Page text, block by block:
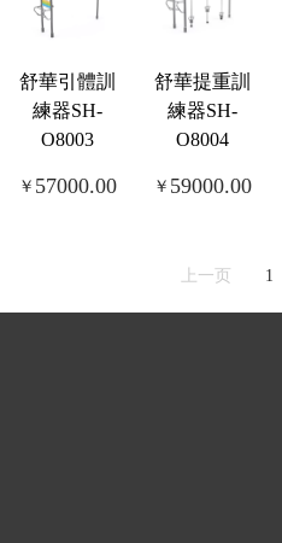
舒華引體訓
練器SH-
O8003
￥ 57000.00
舒華提重訓
練器SH-
O8004
￥ 59000.00
上一页 1